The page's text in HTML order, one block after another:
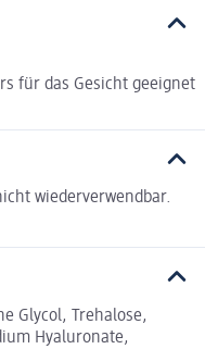
für das Gesicht geeignet
wiederverwendbar.
Glycol, Trehalose,
Hyaluronate,